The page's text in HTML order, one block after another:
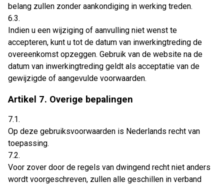
belang zullen zonder aankondiging in werking treden.
6.3.
Indien u een wijziging of aanvulling niet wenst te
accepteren, kunt u tot de datum van inwerkingtreding de
overeenkomst opzeggen. Gebruik van de website na de
datum van inwerkingtreding geldt als acceptatie van de
gewijzigde of aangevulde voorwaarden.
Artikel 7. Overige bepalingen
7.1.
Op deze gebruiksvoorwaarden is Nederlands recht van
toepassing.
7.2.
Voor zover door de regels van dwingend recht niet anders
wordt voorgeschreven, zullen alle geschillen in verband